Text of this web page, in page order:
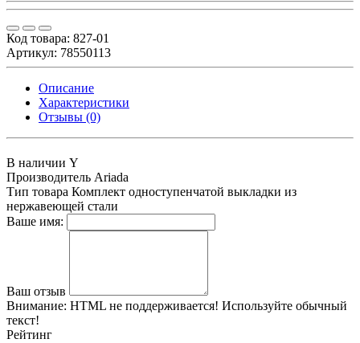
Код товара: 827-01
Артикул: 78550113
Описание
Характеристики
Отзывы (0)
В наличии Y
Производитель Ariada
Тип товара Комплект одноступенчатой выкладки из
нержавеющей стали
Ваше имя:
Ваш отзыв
Внимание: HTML не поддерживается! Используйте обычный
текст!
Рейтинг